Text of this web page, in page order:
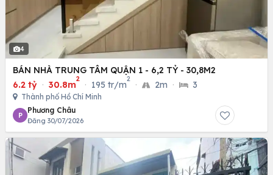
4
BÁN NHÀ TRUNG TÂM QUẬN 1 - 6,2 TỶ - 30,8M2
6.2 tỷ · 30.8m
2
· 195 tr/m
2
· 2m · 3
Thành phố Hồ Chí Minh
P
Phương Châu
Đăng 30/07/2026